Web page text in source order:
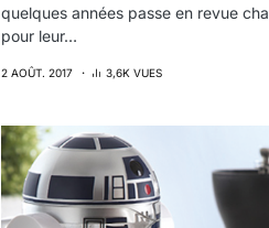
quelques années passe en revue
pour leur…
2 AOÛT. 2017 3,6K VUES